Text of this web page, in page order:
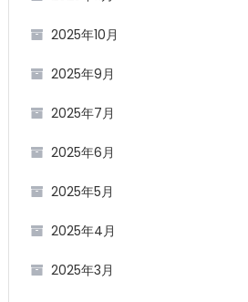
2025年10月
2025年9月
2025年7月
2025年6月
2025年5月
2025年4月
2025年3月